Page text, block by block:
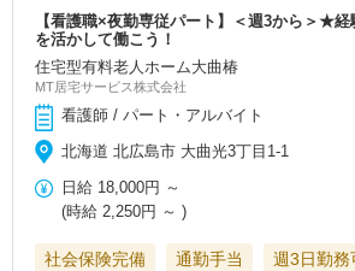
【看護職×夜勤専従パート】＜週3から＞★
を活かして働こう！
住宅型有料老人ホーム大曲椿
MT居宅サービス株式会社
看護師 / パート・アルバイト
北海道 北広島市 大曲光3丁目1-1
日給 18,000円 ～
(時給 2,250円 ～ )
社会保険完備 通勤手当 週3日勤務